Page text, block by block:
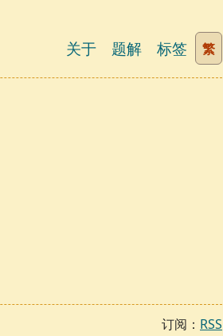
关于 题解 标签 繁
订阅： RSS